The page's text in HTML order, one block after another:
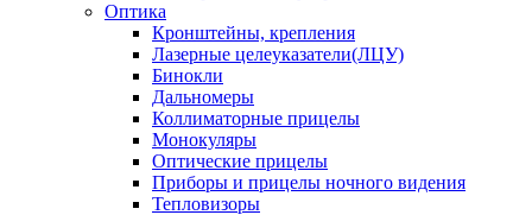
Оптика
Кронштейны, крепления
Лазерные целеуказатели(ЛЦУ)
Бинокли
Дальномеры
Коллиматорные прицелы
Монокуляры
Оптические прицелы
Приборы и прицелы ночного видения
Тепловизоры